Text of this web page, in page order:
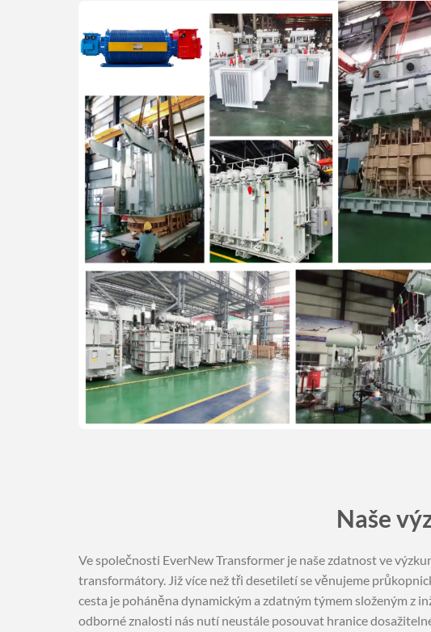
Naše
Ve společnosti EverNew Transformer je naše zdatnost ve
transformátory. Již více než tři desetiletí se věnujeme
cesta je poháněna dynamickým a zdatným týmem složeným z
odborné znalosti nás nutí neustále posouvat hranice